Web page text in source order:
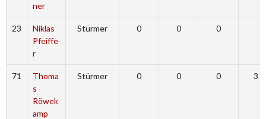
ner
23
Niklas
Pfeiffe
r
Stürmer 0 0 0
71
Thoma
s
Röwek
amp
Stürmer 0 0 0 3